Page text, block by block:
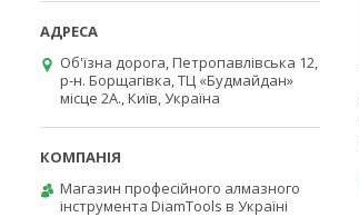
Об'їзна дорога, Петропавлівська 12,
р-н. Борщагівка, ТЦ «Будмайдан»
місце 2А., Київ, Україна
Магазин професійного алмазного
інструмента DiamTools в Україні